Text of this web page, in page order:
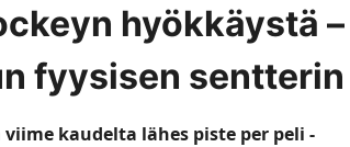
hyökkäystä –
fyysisen sentterin
kaudelta lähes piste per peli -